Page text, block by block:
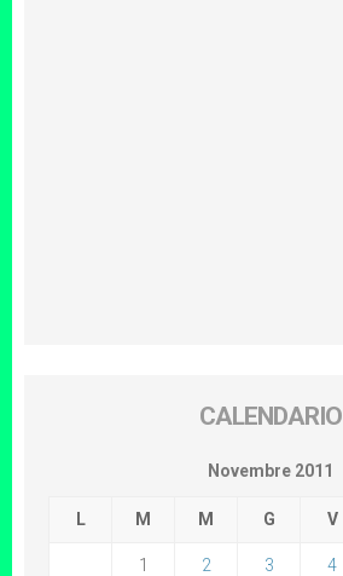
CALENDARIO
Novembre 2011
L M M G V
1 2 3 4